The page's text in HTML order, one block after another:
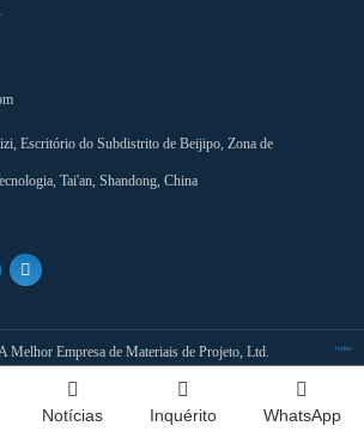
Escritório do Subdistrito de Beijipo, Zona de
Tai'an, Shandong, China
Melhor Empresa de Materiais de Projeto, Ltd. Index
Notícias Inquérito WhatsApp